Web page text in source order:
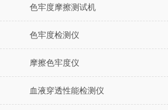
色牢度摩擦测试机
色牢度检测仪
摩擦色牢度仪
血液穿透性能检测仪